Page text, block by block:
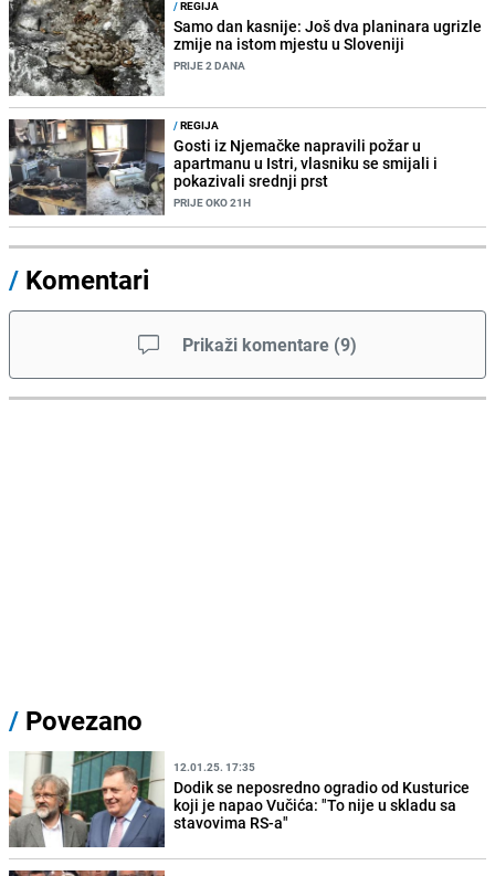
/REGIJA
Samo dan kasnije: Još dva planinara ugrizle
zmije na istom mjestu u Sloveniji
PRIJE 2 DANA
/REGIJA
Gosti iz Njemačke napravili požar u
apartmanu u Istri, vlasniku se smijali i
pokazivali srednji prst
PRIJE OKO 21H
/ Komentari
Prikaži komentare (9)
/ Povezano
12.01.25. 17:35
Dodik se neposredno ogradio od Kusturice
koji je napao Vučića: "To nije u skladu sa
stavovima RS-a"